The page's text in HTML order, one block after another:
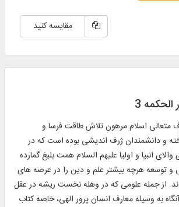
مقایسه کنید
3
متعالى اسلام مرهون تلاش طاقت فرسا و
و دانشمندان ژرف‏‌ اندیشى بوده است که در
انبیا و اولیا علیهم‏‌ السلام همت بلیغ گمارده‏‌
و توسعه هرچه بیشتر علم و دین را در عرصه ‏‌هاى
‏‌اند. از جمله علومى که در وهله نخست ریشه در عقل
به وسیله معارف انسان‏‌ پرور الهى، خاصه کتاب